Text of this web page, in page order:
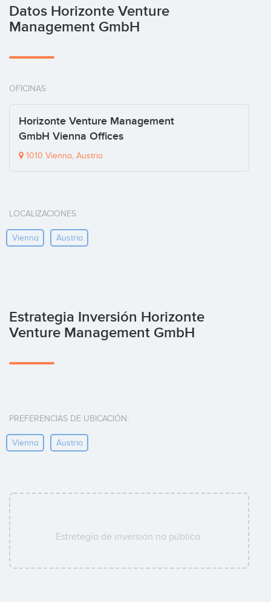
Datos Horizonte Venture
Management GmbH
OFICINAS
Horizonte Venture Management
GmbH Vienna Offices
1010 Vienna, Austria
LOCALIZACIONES
Vienna Austria
Estrategia Inversión Horizonte
Venture Management GmbH
PREFERENCIAS DE UBICACIÓN:
Vienna Austria
Estretegía de inversión no pública.